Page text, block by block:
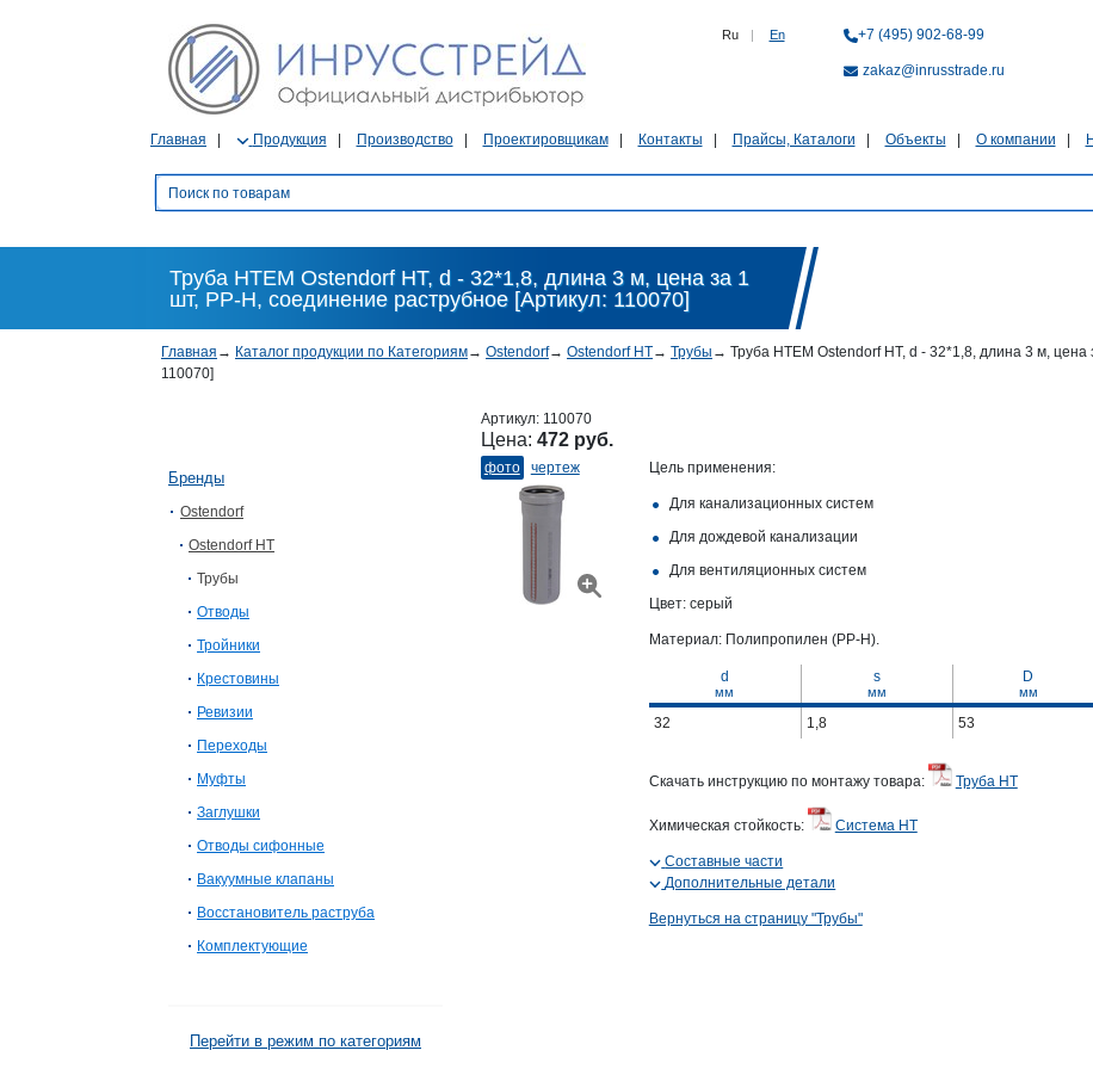
Ru | En +7 (495) 902-68-99
zakaz@inrusstrade.ru
Главная Продукция Производство Проектировщикам Контакты Прайсы, Каталоги Объекты О компании
Труба HTEM Ostendorf HT, d - 32*1,8, длина 3 м, цена за 1
шт, PP-H, соединение раструбное [Артикул: 110070]
Главная → Каталог продукции по Категориям→ Ostendorf→ Ostendorf HT→ Трубы → Труба HTEM Ostendorf HT, d - 32*1,8, длина 3 м,
110070]
Бренды
Ostendorf
Ostendorf HT
Трубы
Отводы
Тройники
Крестовины
Ревизии
Переходы
Муфты
Заглушки
Отводы сифонные
Вакуумные клапаны
Восстановитель раструба
Комплектующие
Перейти в режим по категориям
Артикул: 110070
Цена: 472 руб.
фото чертеж Цель применения:
Для канализационных систем
Для дождевой канализации
Для вентиляционных систем
Цвет: серый
Материал: Полипропилен (PP-H).
d s D
мм мм мм
32 1,8 53
Скачать инструкцию по монтажу товара: Труба HT
Химическая стойкость: Система HT
Составные части
Дополнительные детали
Вернуться на страницу "Трубы"